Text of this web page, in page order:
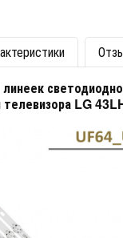
телевизора LG